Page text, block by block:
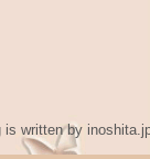
is written by